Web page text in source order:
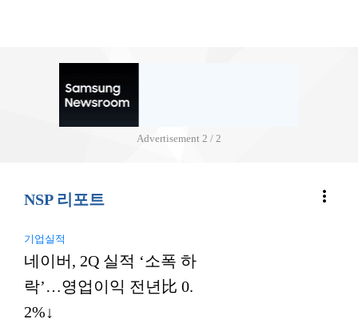
Advertisement 2 / 2
NSP 리포트 more_vert
기업실적
네이버, 2Q 실적 ‘소폭 하
락’…영업이익 전년比 0.
2%↓